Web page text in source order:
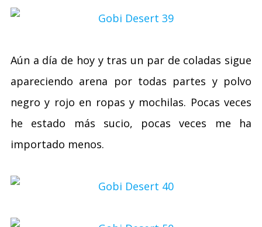
Aún a día de hoy y tras un par de coladas sigue
apareciendo arena por todas partes y polvo
negro y rojo en ropas y mochilas. Pocas veces
he estado más sucio, pocas veces me ha
importado menos.